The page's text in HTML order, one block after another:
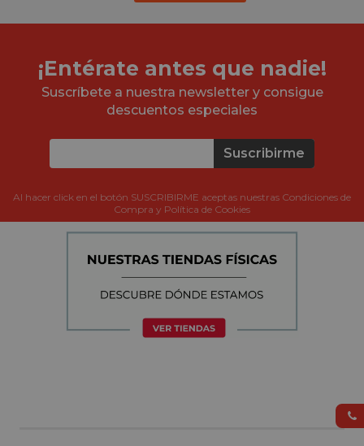
¡Entérate antes que nadie!
Suscríbete a nuestra newsletter y consigue
descuentos especiales
Suscribirme
Al hacer click en el botón SUSCRIBIRME aceptas nuestras Condiciones de
Compra y Política de Cookies